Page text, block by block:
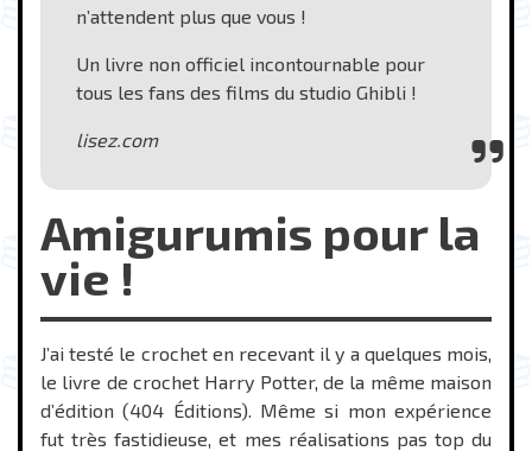
n’attendent plus que vous !
Un livre non officiel incontournable pour
tous les fans des films du studio Ghibli !
lisez.com
Amigurumis pour la
vie !
J’ai testé le crochet en recevant il y a quelques mois,
le livre de crochet Harry Potter, de la même maison
d’édition (404 Éditions). Même si mon expérience
fut très fastidieuse, et mes réalisations pas top du